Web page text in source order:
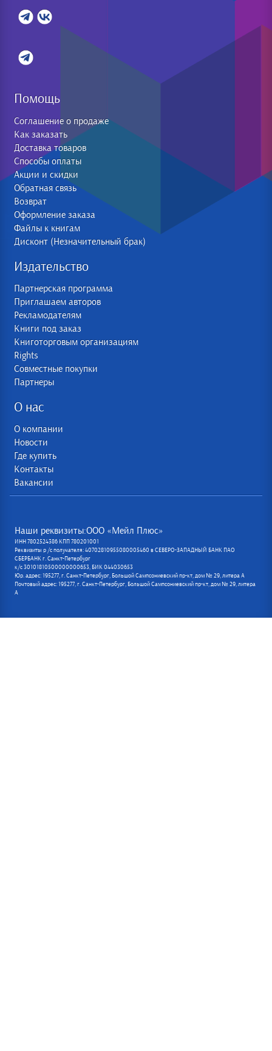
Помощь
Соглашение о продаже
Как заказать
Доставка товаров
Способы оплаты
Акции и скидки
Обратная связь
Возврат
Оформление заказа
Файлы к книгам
Дисконт (Незначительный брак)
Издательство
Партнерская программа
Приглашаем авторов
Рекламодателям
Книги под заказ
Книготорговым организациям
Rights
Совместные покупки
Партнеры
О нас
О компании
Новости
Где купить
Контакты
Вакансии
Наши реквизиты:ООО «Мейл Плюс»
ИНН 7802524386 КПП 780201001
Реквизиты р /с получателя: 40702810955080005460 в СЕВЕРО-ЗАПАДНЫЙ БАНК ПАО
СБЕРБАНК г. Санкт-Петербург
к/с 30101810500000000653, БИК 044030653
Юр. адрес: 195277, г. Санкт-Петербург, Большой Сампсониевский пр-кт, дом № 29, литера А
Почтовый адрес: 195277, г. Санкт-Петербург, Большой Сампсониевский пр-кт, дом № 29, литера
А